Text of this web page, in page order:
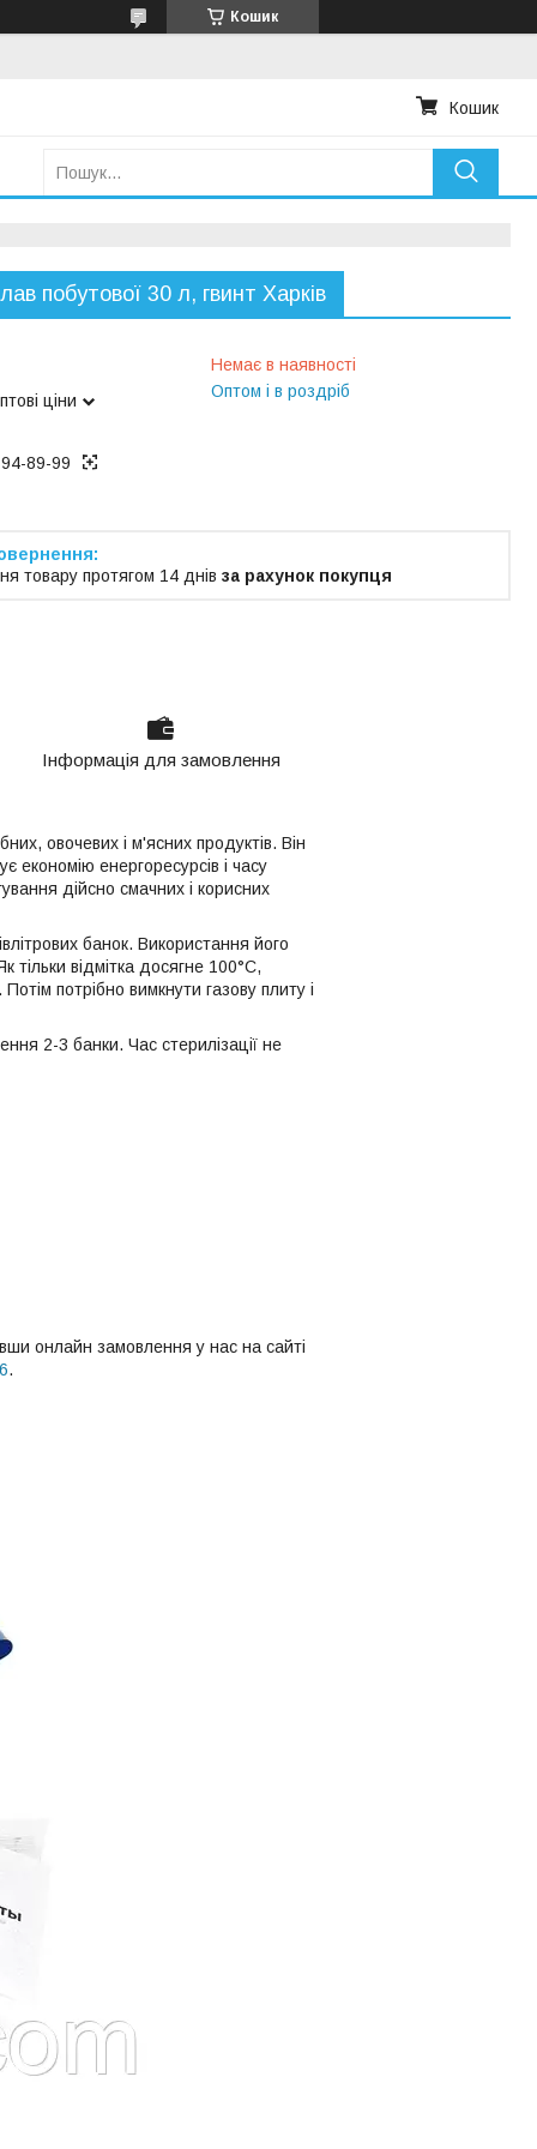
Кошик
Кошик
побутової 30 л, гвинт Харків
ціни
Немає в наявності
Оптом і в роздріб
89-99
товару протягом 14 днів за рахунок покупця
Інформація для замовлення
овочевих і м'ясних продуктів. Він
економію енергоресурсів і часу
дійсно смачних і корисних
банок. Використання його
тільки відмітка досягне 100°С,
потрібно вимкнути газову плиту і
2-3 банки. Час стерилізації не
онлайн замовлення у нас на сайті
.